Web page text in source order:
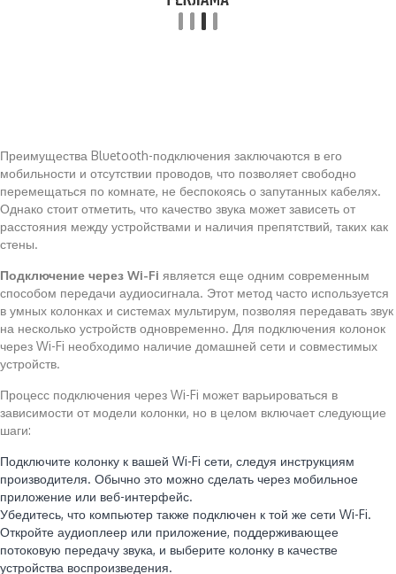
Преимущества Bluetooth-подключения заключаются в его
мобильности и отсутствии проводов, что позволяет свободно
перемещаться по комнате, не беспокоясь о запутанных кабелях.
Однако стоит отметить, что качество звука может зависеть от
расстояния между устройствами и наличия препятствий, таких как
стены.
Подключение через Wi-Fi является еще одним современным
способом передачи аудиосигнала. Этот метод часто используется
в умных колонках и системах мультирум, позволяя передавать звук
на несколько устройств одновременно. Для подключения колонок
через Wi-Fi необходимо наличие домашней сети и совместимых
устройств.
Процесс подключения через Wi-Fi может варьироваться в
зависимости от модели колонки, но в целом включает следующие
шаги:
Подключите колонку к вашей Wi-Fi сети, следуя инструкциям
производителя. Обычно это можно сделать через мобильное
приложение или веб-интерфейс.
Убедитесь, что компьютер также подключен к той же сети Wi-Fi.
Откройте аудиоплеер или приложение, поддерживающее
потоковую передачу звука, и выберите колонку в качестве
устройства воспроизведения.